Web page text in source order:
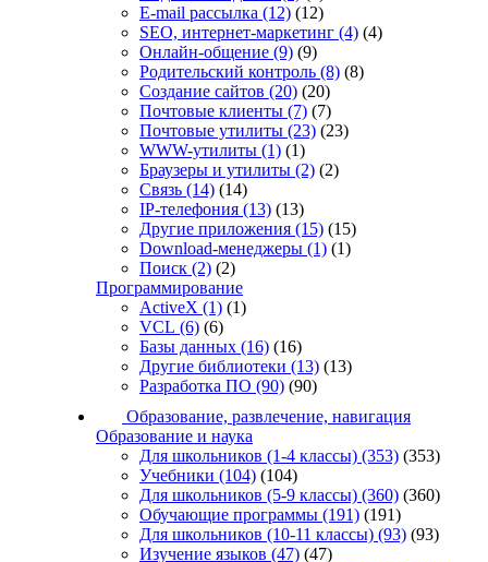
E-mail рассылка (12) (12)
SEO, интернет-маркетинг (4) (4)
Онлайн-общение (9) (9)
Родительский контроль (8) (8)
Создание сайтов (20) (20)
Почтовые клиенты (7) (7)
Почтовые утилиты (23) (23)
WWW-утилиты (1) (1)
Браузеры и утилиты (2) (2)
Связь (14) (14)
IP-телефония (13) (13)
Другие приложения (15) (15)
Download-менеджеры (1) (1)
Поиск (2) (2)
Программирование
ActiveX (1) (1)
VCL (6) (6)
Базы данных (16) (16)
Другие библиотеки (13) (13)
Разработка ПО (90) (90)
Образование, развлечение, навигация
Образование и наука
Для школьников (1-4 классы) (353) (353)
Учебники (104) (104)
Для школьников (5-9 классы) (360) (360)
Обучающие программы (191) (191)
Для школьников (10-11 классы) (93) (93)
Изучение языков (47) (47)